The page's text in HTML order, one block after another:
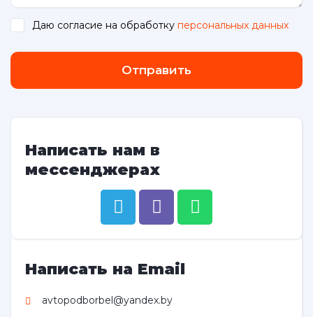
Даю согласие на обработку персональных данных
Отправить
Написать нам в
мессенджерах
Написать на Email
avtopodborbel@yandex.by